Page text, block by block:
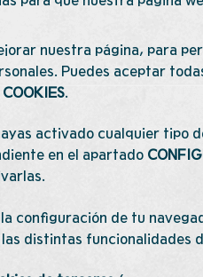
nuestra página, para
Puedes aceptar
.
activado cualquier tipo
en el apartado
configuración de tu
distintas funcionalidades